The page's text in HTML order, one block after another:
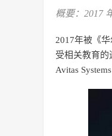
概要： 2017
2017年被《
受相关教育
Avitas